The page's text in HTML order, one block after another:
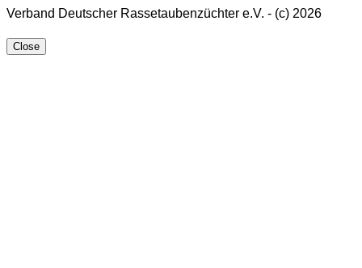
Verband Deutscher Rassetaubenzüchter e.V. - (c) 2026
Close